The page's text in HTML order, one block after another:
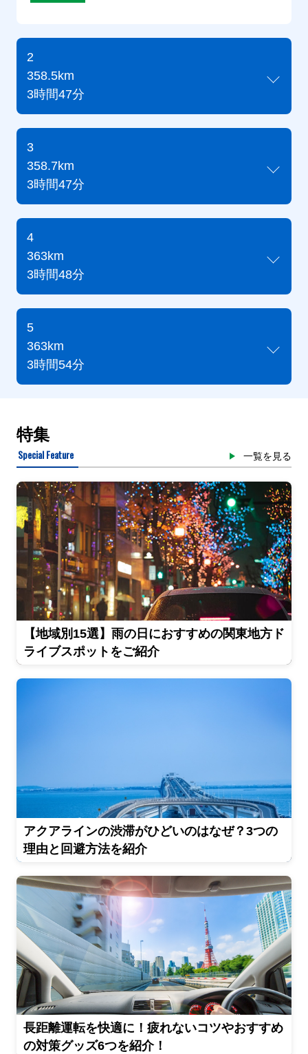
2
358.5km
3時間47分
3
358.7km
3時間47分
4
363km
3時間48分
5
363km
3時間54分
特集
Special Feature 一覧を見る
【地域別15選】雨の日におすすめの関東地方ド
ライブスポットをご紹介
アクアラインの渋滞がひどいのはなぜ？3つの
理由と回避方法を紹介
長距離運転を快適に！疲れないコツやおすすめ
の対策グッズ6つを紹介！